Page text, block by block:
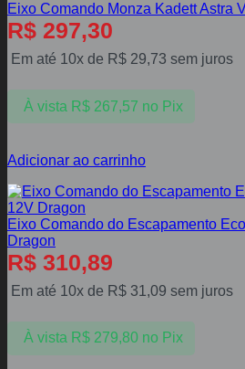
Eixo Comando Monza Kadett Astra
R$ 297,30
Em até 10x de R$ 29,73 sem juros
À vista R$267,57 no Pix
Adicionar ao carrinho
Eixo Comando do Escapamento
Dragon
R$ 310,89
Em até 10x de R$ 31,09 sem juros
À vista R$279,80 no Pix